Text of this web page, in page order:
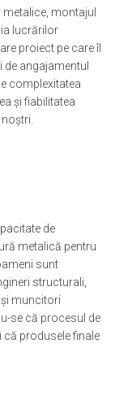
montajul
lucrărilor
proiect pe care îl
angajamentul
complexitatea
și fiabilitatea
de
metalică pentru
sunt
structurali,
muncitori
se că procesul de
produsele finale